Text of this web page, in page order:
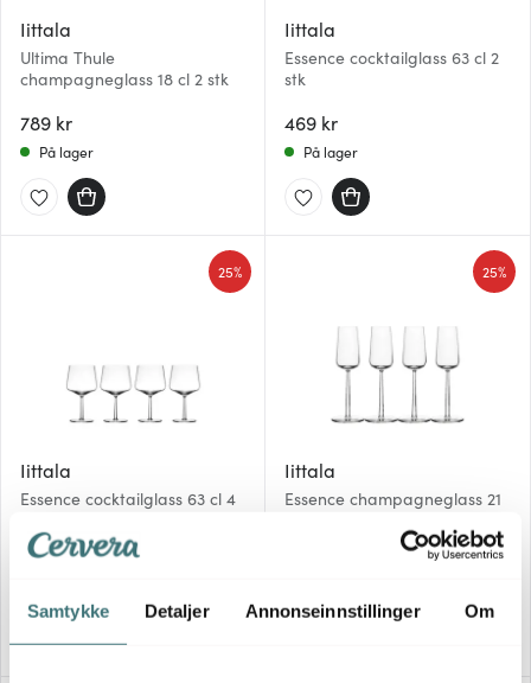
Samtykke Detaljer Annonseinnstillinger Om
Iittala
Ultima Thule
champagneglass 18 cl 2 stk
789 kr
På lager
Iittala
Essence cocktailglass 63 cl 2
stk
469 kr
På lager
Iittala
Essence cocktailglass 63 cl 4
674 kr 899 kr
25%
Iittala
Essence champagneglass 21
25%